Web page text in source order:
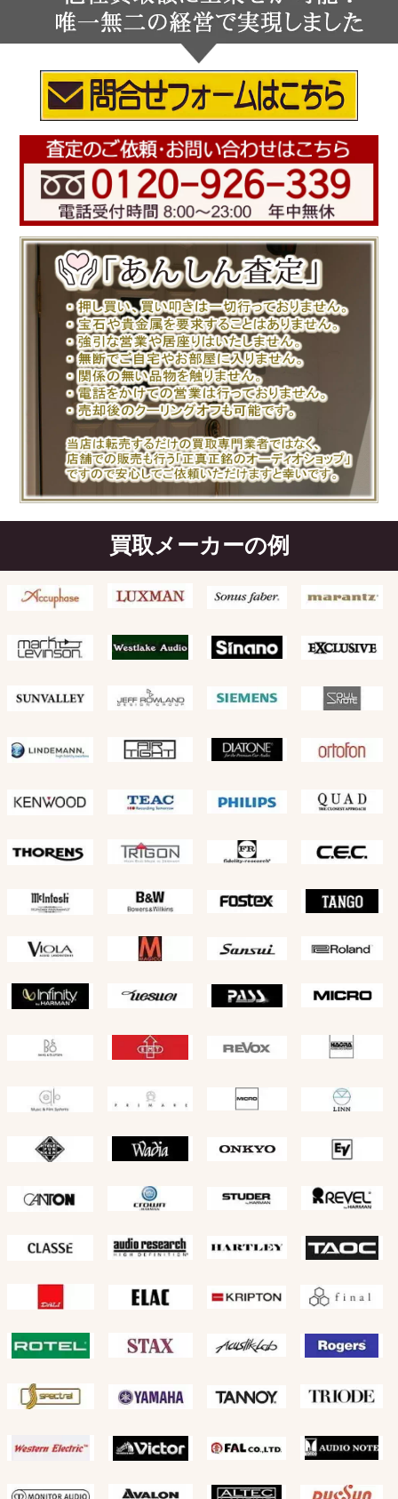
買取メーカーの例